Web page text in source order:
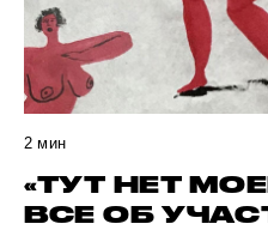
2 мин
«ТУТ НЕТ
ВСЕ ОБ